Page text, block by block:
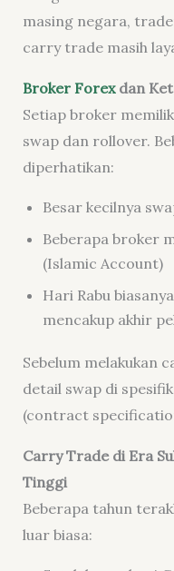
masing negara,
carry trade masih
Broker Forexdan
Setiap broker
swap dan rollover.
diperhatikan:
Besar kecilnya
Beberapa broker
(Islamic Account)
Hari Rabu
mencakup akhir
Sebelum melakukan
detail swap di
(contract
Carry Trade di Era
Tinggi
Beberapa tahun
luar biasa: